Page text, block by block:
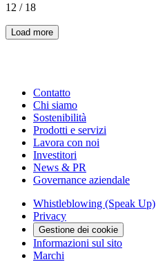
12 / 18
Load more
Contatto
Chi siamo
Sostenibilità
Prodotti e servizi
Lavora con noi
Investitori
News & PR
Governance aziendale
Whistleblowing (Speak Up)
Privacy
Gestione dei cookie
Informazioni sul sito
Marchi